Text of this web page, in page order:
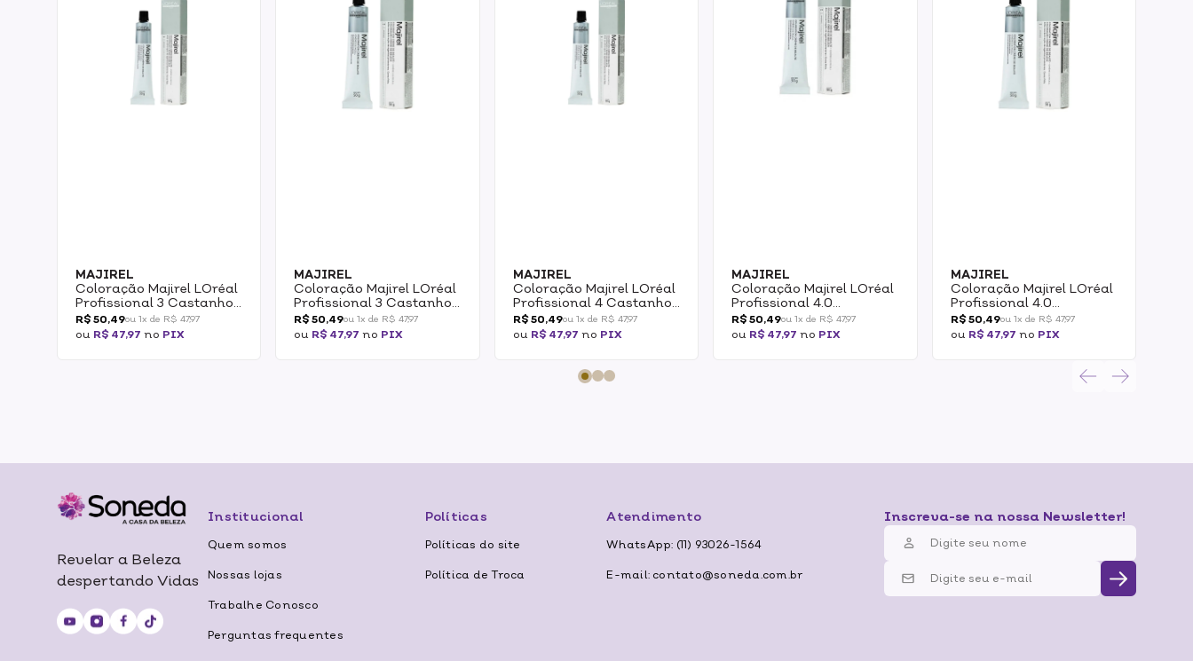
MAJIREL
Coloração Majirel LOréal
Profissional 3 Castanho
Escuro 50g 50g
R$ 50,49ou 1x de R$ 47,97
ou R$ 47,97 no PIX
MAJIREL
Coloração Majirel LOréal
Profissional 3 Castanho
Escuro 50g 50g
R$ 50,49ou 1x de R$ 47,97
ou R$ 47,97 no PIX
MAJIREL
Coloração Majirel LOréal
Profissional 4 Castanho
50g
R$ 50,49ou 1x de R$ 47,97
ou R$ 47,97 no PIX
MAJIREL
Coloração Majirel LOréal
Profissional 4.0
Castanho Natural
Profundo 50g
R$ 50,49ou 1x de R$ 47,97
ou R$ 47,97 no PIX
MAJIREL
Coloração Majirel LOréal
Profissional 4.0
Castanho Natural
Profundo 50g
R$ 50,49ou 1x de R$ 47,97
ou R$ 47,97 no PIX
Revelar a Beleza
despertando Vidas
Institucional
Quem somos
Nossas lojas
Trabalhe Conosco
Perguntas frequentes
Políticas
Políticas do site
Política de Troca
Atendimento
WhatsApp: (11) 93026-1564
E-mail: contato@soneda.com.br
Inscreva-se na nossa Newsletter!